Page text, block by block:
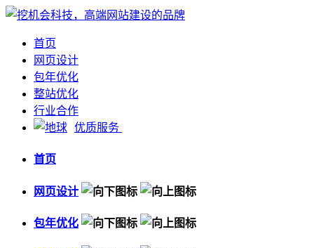
首页
网页设计
包年优化
整站优化
行业合作
优质服务
首页
网页设计
包年优化